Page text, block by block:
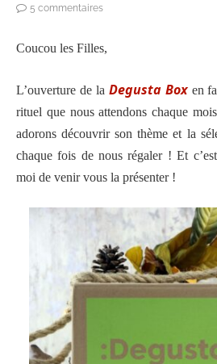
5 commentaires
Coucou les Filles,
L’ouverture de la Degusta Box en
rituel que nous attendons chaque
adorons découvrir son thème et la
chaque fois de nous régaler ! Et
moi de venir vous la présenter !